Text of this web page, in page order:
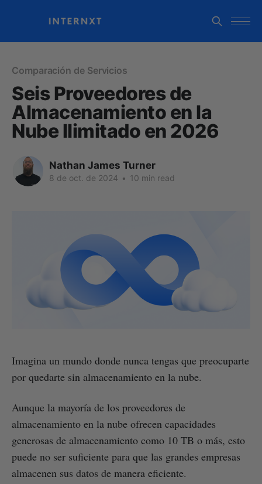
Comparación de Servicios
Seis Proveedores de
Almacenamiento en la
Nube Ilimitado en 2026
Nathan James Turner
8 de oct. de 2024 • 10 min read
Imagina un mundo donde nunca tengas que preocuparte
por quedarte sin almacenamiento en la nube.
Aunque la mayoría de los proveedores de
almacenamiento en la nube ofrecen capacidades
generosas de almacenamiento como 10 TB o más, esto
puede no ser suficiente para que las grandes empresas
almacenen sus datos de manera eficiente.